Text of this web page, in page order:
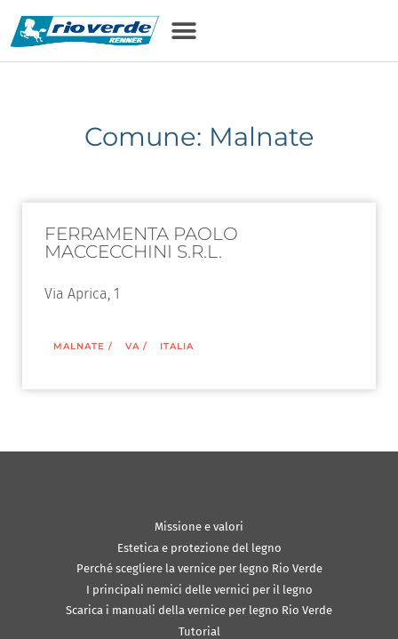
Comune: Malnate
FERRAMENTA PAOLO
MACCECCHINI S.R.L.
Via Aprica, 1
MALNATE / VA / ITALIA
Missione e valori
Estetica e protezione del legno
Perché scegliere la vernice per legno Rio Verde
I principali nemici delle vernici per il legno
Scarica i manuali della vernice per legno Rio Verde
Tutorial